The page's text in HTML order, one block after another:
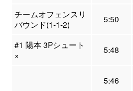
チームオフェンスリ
バウンド(1-1-2)
5:50
#1 陽本 3Pシュート
×
5:48
5:46